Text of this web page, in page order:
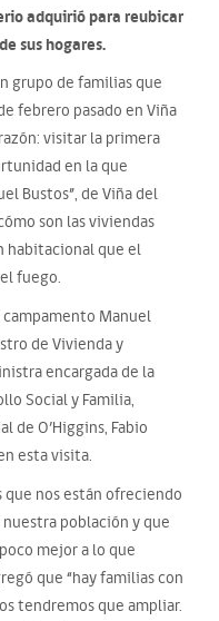
adquirió para reubicar
sus hogares.
grupo de familias que
febrero pasado en Viña
visitar la primera
en la que
Bustos”, de Viña del
son las viviendas
habitacional que el
fuego.
campamento Manuel
de Vivienda y
encargada de la
Social y Familia,
de O’Higgins, Fabio
esta visita.
que nos están ofreciendo
población y que
mejor a lo que
que “hay familias con
tendremos que ampliar.